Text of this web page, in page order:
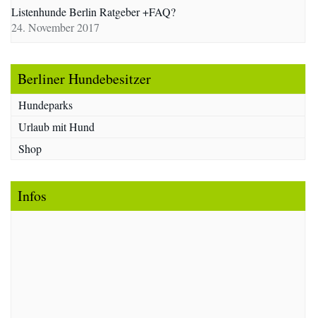
Listenhunde Berlin Ratgeber +FAQ?
24. November 2017
Berliner Hundebesitzer
Hundeparks
Urlaub mit Hund
Shop
Infos